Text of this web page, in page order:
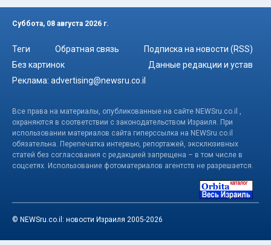
Суббота, 08 августа 2026 г.
Теги Обратная связь
Подписка на новости (RSS)
Без картинок
Данные редакции и устав
Реклама: advertising@newsru.co.il
Все права на материалы, опубликованные на сайте NEWSru.co.il ,
охраняются в соответствии с законодательством Израиля. При
использовании материалов сайта гиперссылка на NEWSru.co.il
обязательна. Перепечатка интервью, репортажей, эксклюзивных
статей без согласования с редакцией запрещена – в том числе в
соцсетях. Использование фотоматериалов агентств не разрешается.
© NEWSru.co.il: новости Израиля 2005-2026